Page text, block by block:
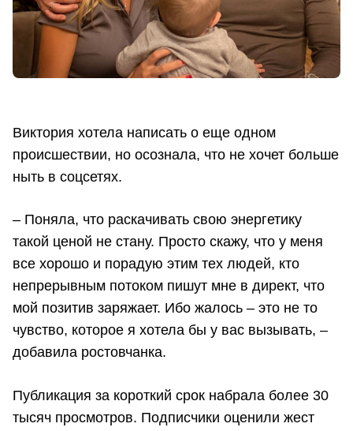
Виктория хотела написать о еще одном
происшествии, но осознала, что не хочет больше
ныть в соцсетях.
– Поняла, что раскачивать свою энергетику
такой ценой не стану. Просто скажу, что у меня
все хорошо и порадую этим тех людей, кто
непрерывным потоком пишут мне в директ, что
мой позитив заряжает. Ибо жалось – это не то
чувство, которое я хотела бы у вас вызывать, –
добавила ростовчанка.
Публикация за короткий срок набрала более 30
тысяч просмотров. Подписчики оценили жест